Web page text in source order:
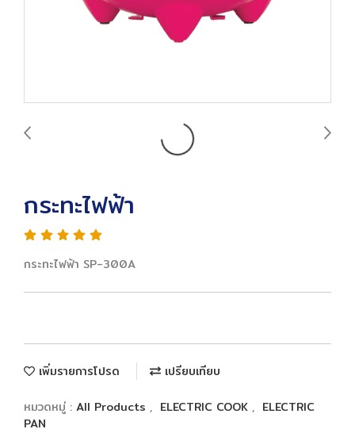
กระทะไฟฟ้า
กระทะไฟฟ้า SP-300A
เพิ่มรายการโปรด เปรียบเทียบ
หมวดหมู่ : All Products , ELECTRIC COOK , ELECTRIC
PAN